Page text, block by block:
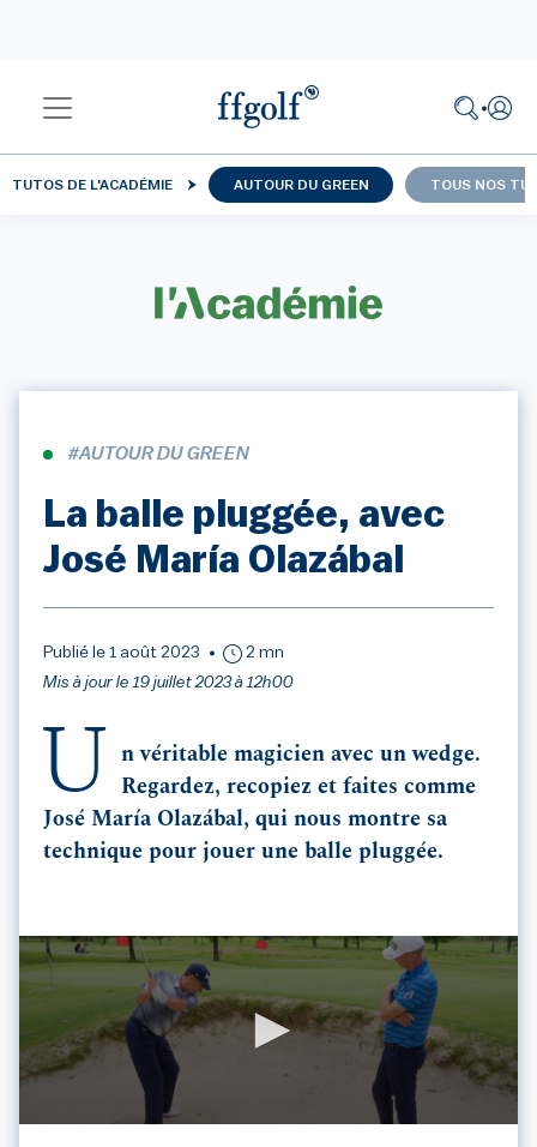
TUTOS DE L'ACADÉMIE AUTOUR DU GREEN TOUS NOS
#AUTOUR DU GREEN
La balle pluggée, avec
José María Olazábal
Publié le 1 août 2023
2 mn
Mis à jour le 19 juillet 2023 à 12h00
U
n véritable magicien avec un wedge.
Regardez, recopiez et faites comme
José María Olazábal, qui nous montre sa
technique pour jouer une balle pluggée.